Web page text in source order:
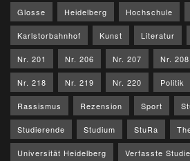
Glosse Heidelberg Hochschule
Karlstorbahnhof Kunst Literatur
Nr. 201 Nr. 206 Nr. 207 Nr. 208
Nr. 218 Nr. 219 Nr. 220 Politik
Rassismus Rezension Sport
Studierende Studium StuRa
Universität Heidelberg Verfasste